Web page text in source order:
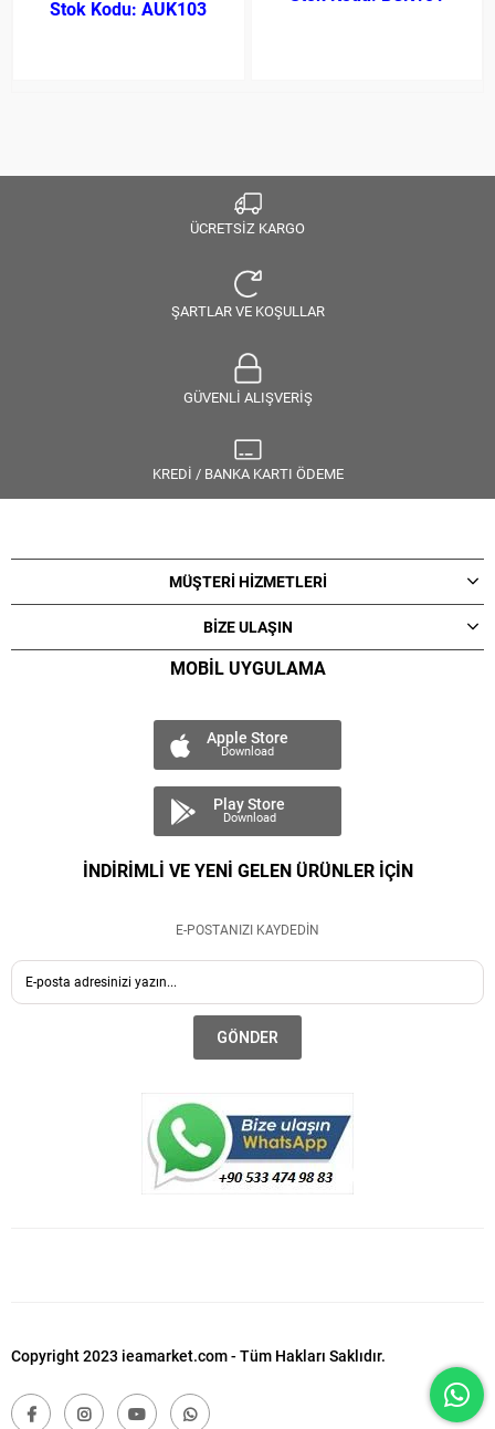
AUK103
ÜCRETSİZ KARGO
ŞARTLAR VE KOŞULLAR
GÜVENLİ ALIŞVERİŞ
KREDİ / BANKA KARTI ÖDEME
MÜŞTERİ HİZMETLERİ
BİZE ULAŞIN
MOBİL UYGULAMA
Apple Store
Download
Play Store
Download
İNDİRİMLİ VE YENİ GELEN ÜRÜNLER İÇİN
E-POSTANIZI KAYDEDİN
GÖNDER
Copyright 2023 ieamarket.com - Tüm Hakları Saklıdır.